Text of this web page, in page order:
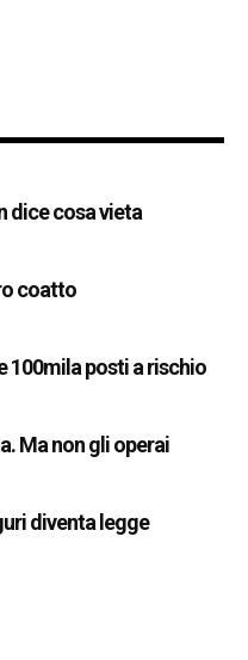
dice cosa vieta
coatto
100mila posti a rischio
Ma non gli operai
diventa legge